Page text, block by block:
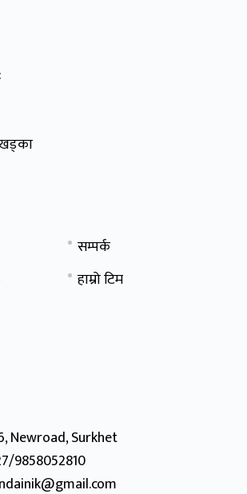
सम्पर्क
हाम्रो टिम
Newroad, Surkhet
9858052810